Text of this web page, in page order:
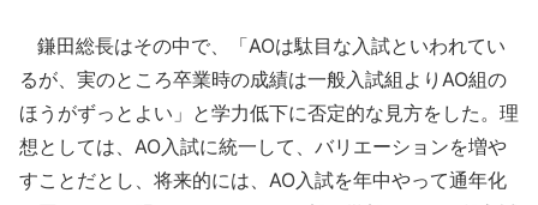
鎌田総長はその中で、「AOは駄目な入試といわれてい
るが、実のところ卒業時の成績は一般入試組よりAO組の
ほうがずっとよい」と学力低下に否定的な見方をした。理
想としては、AO入試に統一して、バリエーションを増や
すことだとし、将来的には、AO入試を年中やって通年化